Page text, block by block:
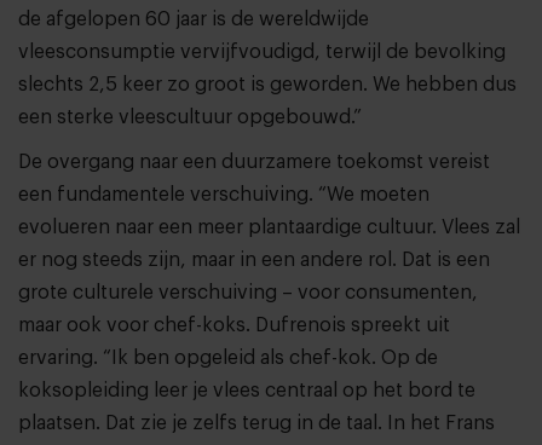
de afgelopen 60 jaar is de wereldwijde
vleesconsumptie vervijfvoudigd, terwijl de bevolking
slechts 2,5 keer zo groot is geworden. We hebben dus
een sterke vleescultuur opgebouwd.”
De overgang naar een duurzamere toekomst vereist
een fundamentele verschuiving. “We moeten
evolueren naar een meer plantaardige cultuur. Vlees zal
er nog steeds zijn, maar in een andere rol. Dat is een
grote culturele verschuiving – voor consumenten,
maar ook voor chef-koks. Dufrenois spreekt uit
ervaring. “Ik ben opgeleid als chef-kok. Op de
koksopleiding leer je vlees centraal op het bord te
plaatsen. Dat zie je zelfs terug in de taal. In het Frans